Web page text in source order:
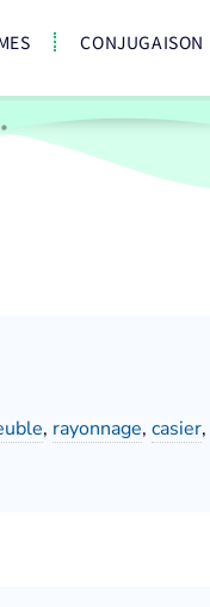
CONJUGAISON
, rayonnage, casier,